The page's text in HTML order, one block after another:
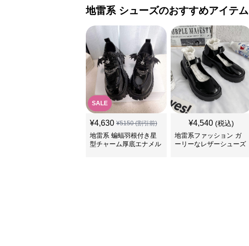
地雷系 シューズのおすすめアイテム
SALE
¥4,630 ¥5150(割引前)
地雷系 蝙蝠羽根付き星
型チャーム厚底エナメル
¥4,540 (税込)
地雷系ファッション ガ
ーリーなレザーシューズ